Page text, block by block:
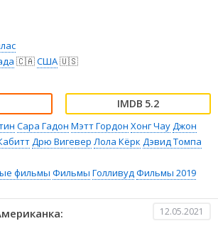
🇨🇦США🇺🇸
5.2
Сара Гадон Мэтт Гордон Хонг ЧауДжон
Дрю Вигевер Лола Кёрк Дэвид Томпа
фильмы Фильмы ГолливудФильмы 2019
12.05.2021